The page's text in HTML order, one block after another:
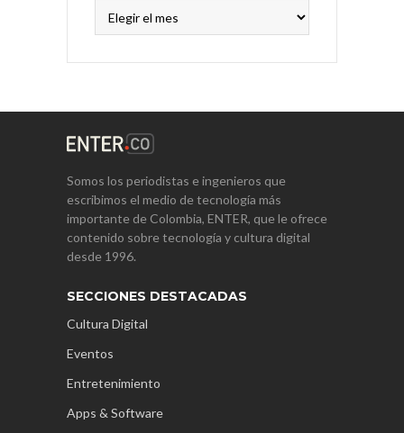
Somos los periodistas e ingenieros que
escribimos el medio de tecnología más
importante de Colombia, ENTER, que le ofrece
contenido sobre tecnología y cultura digital
desde 1996.
SECCIONES DESTACADAS
Cultura Digital
Eventos
Entretenimiento
Apps & Software